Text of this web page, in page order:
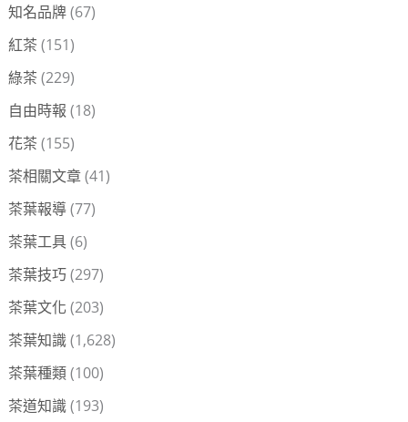
知名品牌(67)
紅茶 (151)
綠茶 (229)
自由時報 (18)
花茶 (155)
茶相關文章(41)
茶葉報導(77)
茶葉工具(6)
茶葉技巧(297)
茶葉文化 (203)
茶葉知識(1,628)
茶葉種類(100)
茶道知識(193)